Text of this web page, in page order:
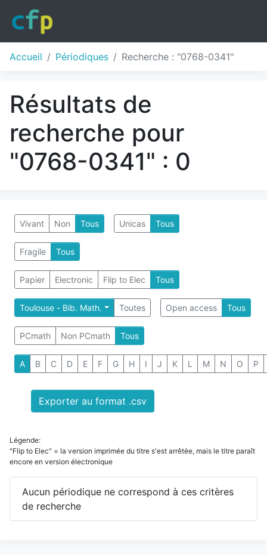
Accueil Périodiques Recherche : "0768-0341"
Résultats de
recherche pour
"0768-0341" : 0
Vivant Non Tous Unicas Tous
Fragile Tous
Papier Electronic Flip to Elec Tous
Toulouse - Bib. Math. Toutes Open access Tous
PCmath Non PCmath Tous
A B C D E F G H I J K L M N O P
Exporter au format .csv
Légende:
"Flip to Elec" = la version imprimée du titre s'est arrêtée, mais le titre paraît
encore en version électronique
Aucun périodique ne correspond à ces critères
de recherche